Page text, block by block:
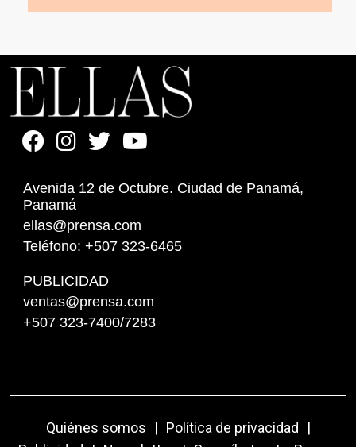
Avenida 12 de Octubre. Ciudad de Panamá,
Panamá
ellas@prensa.com
Teléfono: +507 323-6465
PUBLICIDAD
ventas@prensa.com
+507 323-7400/7283
Quiénes somos | Política de privacidad
|